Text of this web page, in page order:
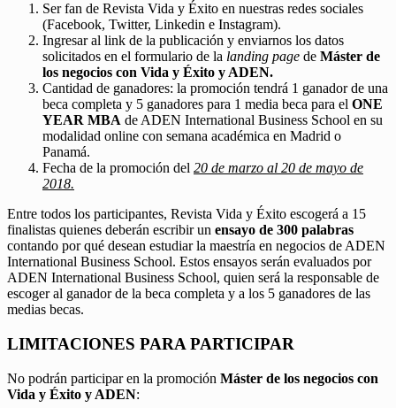
Ser fan de Revista Vida y Éxito en nuestras redes sociales
(Facebook, Twitter, Linkedin e Instagram).
Ingresar al link de la publicación y enviarnos los datos
solicitados en el formulario de la landing page de Máster de
los negocios con Vida y Éxito y ADEN.
Cantidad de ganadores: la promoción tendrá 1 ganador de una
beca completa y 5 ganadores para 1 media beca para el ONE
YEAR MBA de ADEN International Business School en su
modalidad online con semana académica en Madrid o
Panamá.
Fecha de la promoción del 20 de marzo al 20 de mayo de
2018.
Entre todos los participantes, Revista Vida y Éxito escogerá a 15
finalistas quienes deberán escribir un ensayo de 300 palabras
contando por qué desean estudiar la maestría en negocios de ADEN
International Business School. Estos ensayos serán evaluados por
ADEN International Business School, quien será la responsable de
escoger al ganador de la beca completa y a los 5 ganadores de las
medias becas.
LIMITACIONES PARA PARTICIPAR
No podrán participar en la promoción Máster de los negocios con
Vida y Éxito y ADEN: